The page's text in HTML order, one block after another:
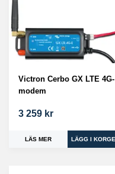
Victron Cerbo GX LTE 4G-
modem
3 259 kr
LÄS MER